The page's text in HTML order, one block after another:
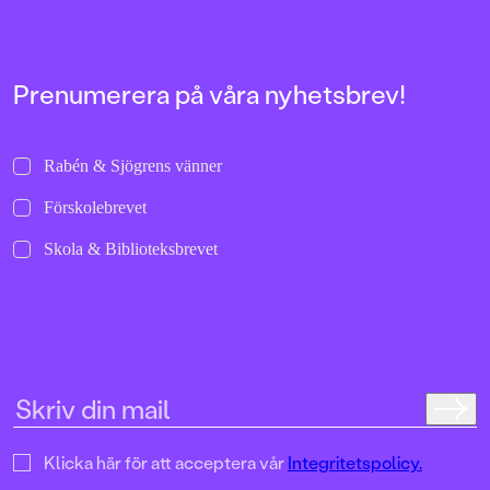
Prenumerera på våra nyhetsbrev!
Rabén & Sjögrens vänner
Förskolebrevet
Skola & Biblioteksbrevet
Klicka här för att acceptera vårIntegritetspolicy.